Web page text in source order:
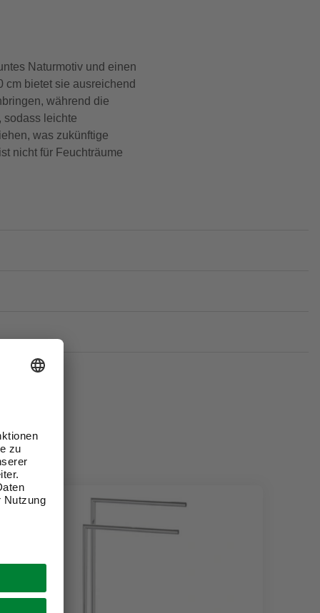
Naturmotiv und einen
cm bietet sie ausreichend
während die
sodass leichte
was zukünftige
nicht für Feuchträume